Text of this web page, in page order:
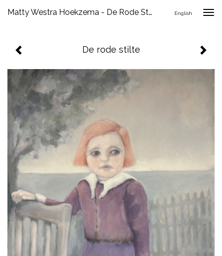
Matty Westra Hoekzema - De Rode Stilte English
De rode stilte